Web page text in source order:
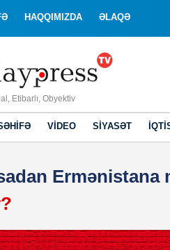
HAQQIMIZDA ƏLAQƏ
Etibarlı, Obyektiv
VIDEO SIYASƏT